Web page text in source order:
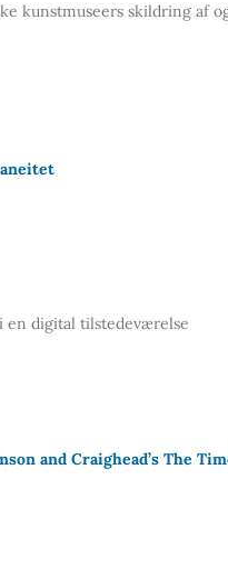
kunstmuseers skildring af
en digital tilstedeværelse
and Craighead’s The